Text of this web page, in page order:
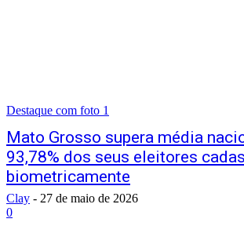
Destaque com foto 1
Mato Grosso supera média
93,78% dos seus eleitores
biometricamente
Clay - 27 de maio de 2026
0